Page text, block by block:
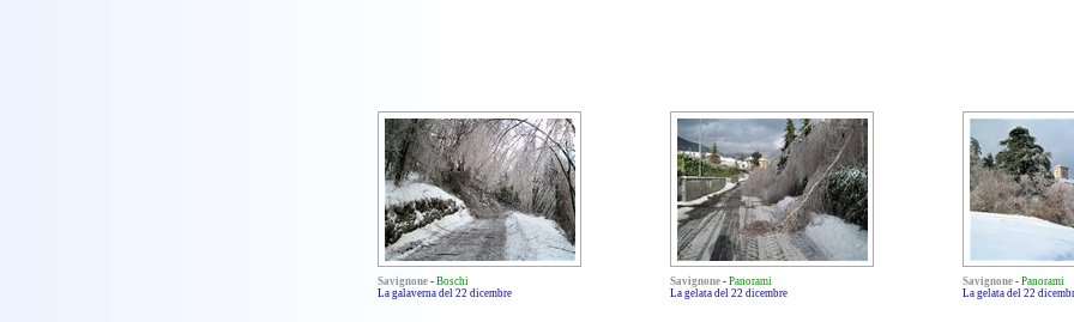
Savignone - Boschi
La galaverna del 22 dicembre
Savignone - Panorami
La gelata del 22 dicembre
Savignone - Panorami
La gelata del 22